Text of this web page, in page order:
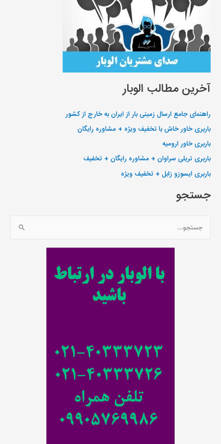
آخرین مطالب الوبار
راهنمای جامع ارسال زمینی بار از ایران به خارج از کشور
باربری خاور خاش با تخفیف ویژه + مشاوره رایگان
باربری خاور ارومیه
باربری تریلی سراوان + مشاوره رایگان + تخفیف
باربری ایسوزو زابل + تخفیف ویژه
جستجو